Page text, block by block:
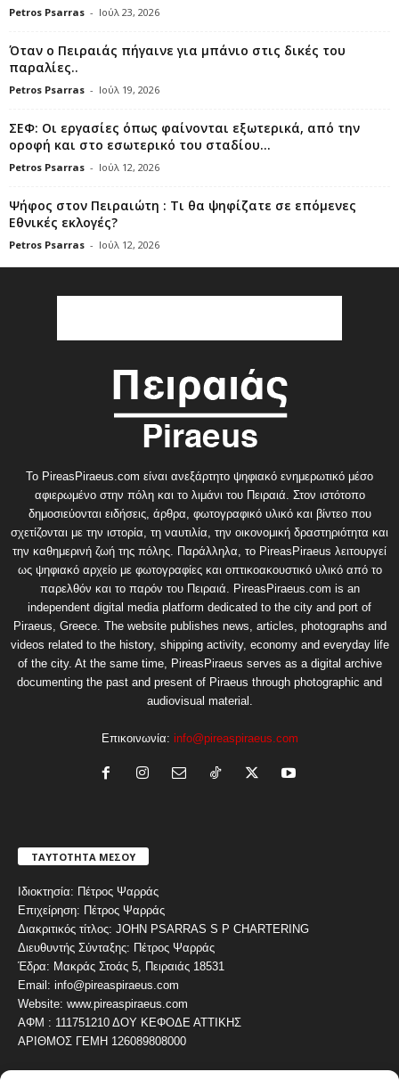
Petros Psarras - Ιούλ 23, 2026
Όταν ο Πειραιάς πήγαινε για μπάνιο στις δικές του
παραλίες..
Petros Psarras - Ιούλ 19, 2026
ΣΕΦ: Οι εργασίες όπως φαίνονται εξωτερικά, από την
οροφή και στο εσωτερικό του σταδίου...
Petros Psarras - Ιούλ 12, 2026
Ψήφος στον Πειραιώτη : Τι θα ψηφίζατε σε επόμενες
Εθνικές εκλογές?
Petros Psarras - Ιούλ 12, 2026
Το PireasPiraeus.com είναι ανεξάρτητο ψηφιακό ενημερωτικό μέσο
αφιερωμένο στην πόλη και το λιμάνι του Πειραιά. Στον ιστότοπο
δημοσιεύονται ειδήσεις, άρθρα, φωτογραφικό υλικό και βίντεο που
σχετίζονται με την ιστορία, τη ναυτιλία, την οικονομική δραστηριότητα και
την καθημερινή ζωή της πόλης. Παράλληλα, το PireasPiraeus λειτουργεί
ως ψηφιακό αρχείο με φωτογραφίες και οπτικοακουστικό υλικό από το
παρελθόν και το παρόν του Πειραιά. PireasPiraeus.com is an
independent digital media platform dedicated to the city and port of
Piraeus, Greece. The website publishes news, articles, photographs and
videos related to the history, shipping activity, economy and everyday life
of the city. At the same time, PireasPiraeus serves as a digital archive
documenting the past and present of Piraeus through photographic and
audiovisual material.
Επικοινωνία: info@pireaspiraeus.com
ΤΑΥΤΟΤΗΤΑ ΜΕΣΟΥ
Ιδιοκτησία: Πέτρος Ψαρράς
Επιχείρηση: Πέτρος Ψαρράς
Διακριτικός τίτλος: JOHN PSARRAS S P CHARTERING
Διευθυντής Σύνταξης: Πέτρος Ψαρράς
Έδρα: Μακράς Στοάς 5, Πειραιάς 18531
Email: info@pireaspiraeus.com
Website: www.pireaspiraeus.com
ΑΦΜ : 111751210 ΔΟΥ ΚΕΦΟΔΕ ΑΤΤΙΚΗΣ
ΑΡΙΘΜΟΣ ΓΕΜΗ 126089808000